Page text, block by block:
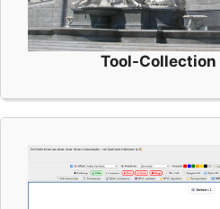
Tool-Collection